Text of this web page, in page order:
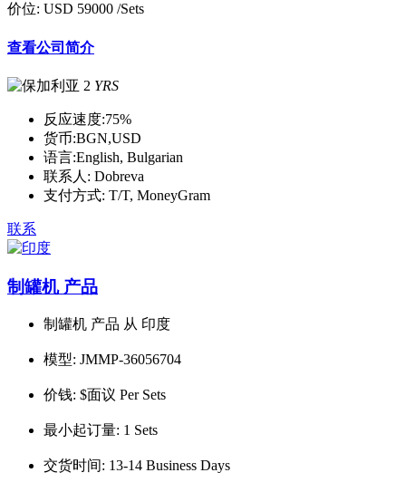
价位: USD 59000 /Sets
查看公司简介
2 YRS
反应速度:75%
货币:BGN,USD
语言:English, Bulgarian
联系人: Dobreva
支付方式: T/T, MoneyGram
联系
制罐机 产品
制罐机 产品 从 印度
模型: JMMP-36056704
价钱: $面议 Per Sets
最小起订量: 1 Sets
交货时间: 13-14 Business Days